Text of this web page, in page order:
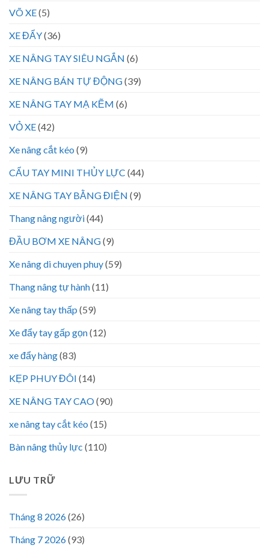
VÕ XE(5)
XE ĐẨY(36)
XE NÂNG TAY SIÊU NGẮN (6)
XE NÂNG BÁN TỰ ĐỘNG(39)
XE NÂNG TAY MẠ KẼM (6)
VỎ XE(42)
Xe nâng cắt kéo (9)
CẨU TAY MINI THỦY LỰC (44)
XE NÂNG TAY BẰNG ĐIỆN (9)
Thang nâng người(44)
ĐẦU BƠM XE NÂNG(9)
Xe nâng di chuyen phuy(59)
Thang nâng tự hành(11)
Xe nâng tay thấp (59)
Xe đẩy tay gấp gọn(12)
xe đẩy hàng(83)
KẸP PHUY ĐÔI (14)
XE NÂNG TAY CAO(90)
xe nâng tay cắt kéo (15)
Bàn nâng thủy lực (110)
LƯU TRỮ
Tháng 8 2026(26)
Tháng 7 2026(93)